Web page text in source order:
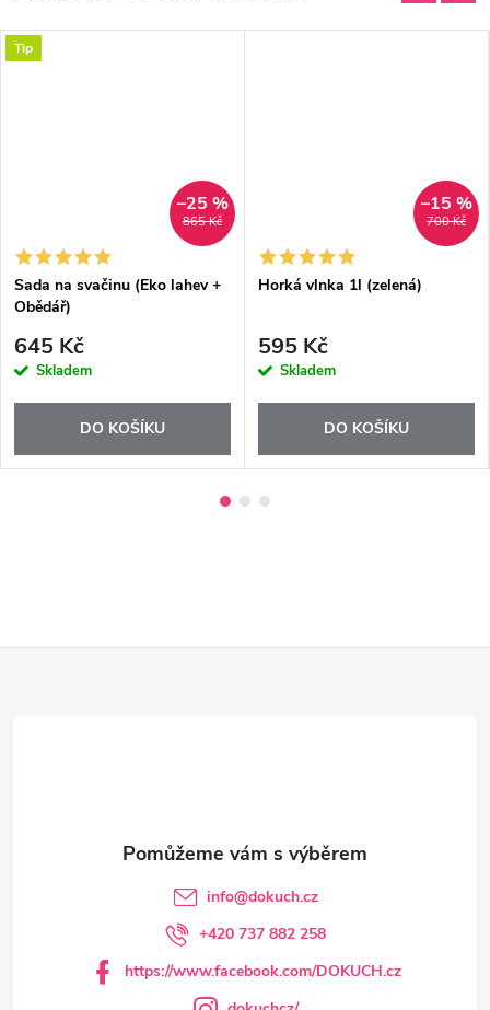
Tip
865 Kč
–25 %
Sada na svačinu (Eko lahev +
Obědář)
645 Kč
Skladem
DO KOŠÍKU
700 Kč
–15 %
Horká vlnka 1l (zelená)
595 Kč
Skladem
DO KOŠÍKU
info@dokuch.cz
+420 737 882 258
https://www.facebook.com/DOKUCH.cz